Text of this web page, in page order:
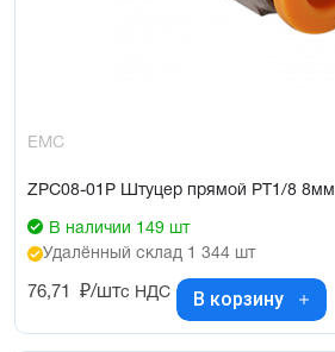
EMC
ZPC08-01P Штуцер прямой PT1/8 8мм
В наличии 149 шт
Удалённый склад 1 344 шт
76,71 ₽/штс НДС В корзину